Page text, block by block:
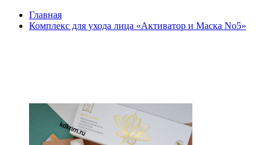
Главная
Комплекс для ухода лица «Активатор и Маска No5»